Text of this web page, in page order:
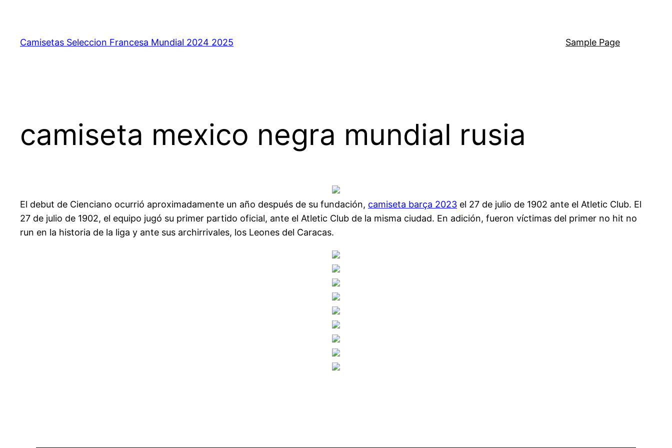
contenido
Camisetas Seleccion Francesa Mundial 2024 2025 Sample Page
camiseta mexico negra mundial rusia
El debut de Cienciano ocurrió aproximadamente un año después de su fundación, camiseta barça 2023 el 27 de julio de 1902 ante el Atletic Club. El
27 de julio de 1902, el equipo jugó su primer partido oficial, ante el Atletic Club de la misma ciudad. En adición, fueron víctimas del primer no hit no
run en la historia de la liga y ante sus archirrivales, los Leones del Caracas.